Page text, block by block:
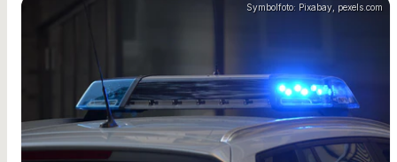
Symbolfoto: Pixabay, pexels.com